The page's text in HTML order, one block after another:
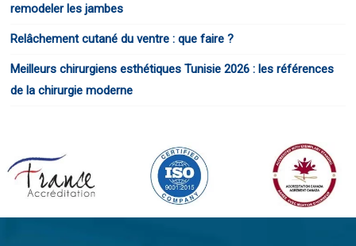
remodeler les jambes
Relâchement cutané du ventre : que faire ?
Meilleurs chirurgiens esthétiques Tunisie 2026 : les références
de la chirurgie moderne